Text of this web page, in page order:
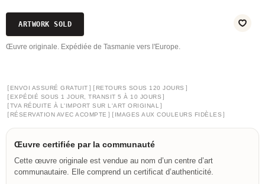
ARTWORK SOLD
Œuvre originale. Expédiée de Tasmanie vers l'Europe.
[ ENVOI ASSURÉ GRATUIT ] [ RETOURS SOUS 120 JOURS ]
[ EXPÉDIÉ SOUS 1 JOUR, TRANSIT 5 À 10 JOURS ]
[TVA RÉDUITE À L'IMPORT SUR L'ART ORIGINAL ]
[ RÉSERVATION AVEC ACOMPTE ] [ IMAGES AUX COULEURS FIDÈLES ]
Œuvre certifiée par la communauté
Cette œuvre originale est vendue au nom d’un centre d’art
communautaire. Elle comprend un certificat d’authenticité.